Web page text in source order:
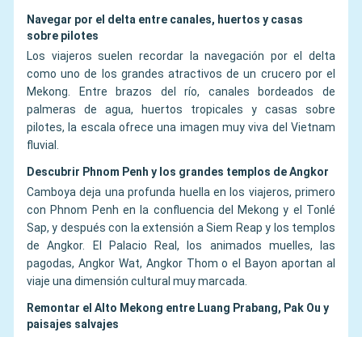
Navegar por el delta entre canales, huertos y casas
sobre pilotes
Los viajeros suelen recordar la navegación por el delta
como uno de los grandes atractivos de un crucero por el
Mekong. Entre brazos del río, canales bordeados de
palmeras de agua, huertos tropicales y casas sobre
pilotes, la escala ofrece una imagen muy viva del Vietnam
fluvial.
Descubrir Phnom Penh y los grandes templos de Angkor
Camboya deja una profunda huella en los viajeros, primero
con Phnom Penh en la confluencia del Mekong y el Tonlé
Sap, y después con la extensión a Siem Reap y los templos
de Angkor. El Palacio Real, los animados muelles, las
pagodas, Angkor Wat, Angkor Thom o el Bayon aportan al
viaje una dimensión cultural muy marcada.
Remontar el Alto Mekong entre Luang Prabang, Pak Ou y
paisajes salvajes